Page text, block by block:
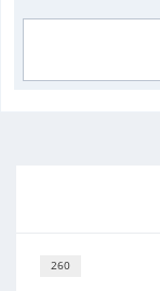
260